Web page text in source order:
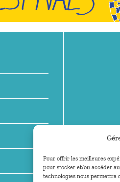
Pour offrir les meilleures
pour stocker et/ou accéder
technologies nous permettra